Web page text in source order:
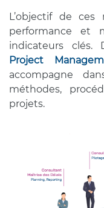
L’objectif de
performance et
indicateurs clés.
Project
accompagne
méthodes,
projets.